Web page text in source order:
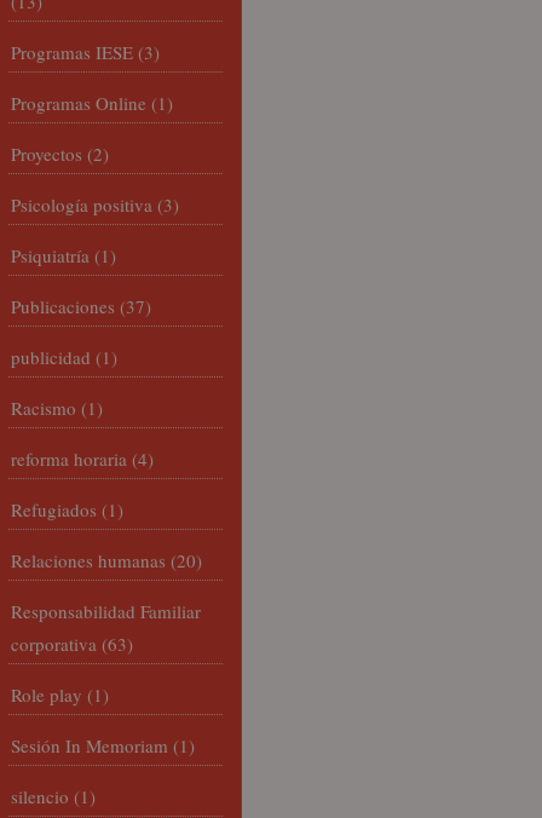
Programas IESE (3)
Programas Online (1)
Proyectos (2)
Psicología positiva (3)
Psiquiatría (1)
Publicaciones (37)
publicidad (1)
Racismo (1)
reforma horaria (4)
Refugiados (1)
Relaciones humanas (20)
Responsabilidad Familiar
corporativa (63)
Role play (1)
Sesión In Memoriam (1)
silencio (1)